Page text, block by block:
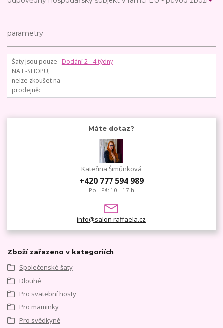
parametry
Šaty jsou pouze
NA E-SHOPU,
nelze zkoušet na
prodejně
Dodání 2 - 4 týdny
Máte dotaz?
Kateřina Šimůnková
+420 777 594 989
Po - Pá: 10 - 17 h
info@salon-raffaela.cz
Zboží zařazeno v kategoriích
Společenské šaty
Dlouhé
Pro svatební hosty
Pro maminky
Pro svědkyně